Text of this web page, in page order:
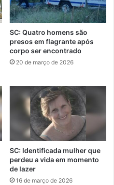
SC: Quatro homens são
presos em flagrante após
corpo ser encontrado
20 de março de 2026
SC: Identificada mulher que
perdeu a vida em momento
de lazer
16 de março de 2026